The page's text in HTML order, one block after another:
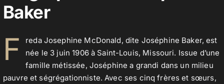
Contact
Baker
F
reda Josephine McDonald, dite Joséphine Baker, est
née le 3 juin 1906 à Saint-Louis, Missouri. Issue d’une
famille métissée, Joséphine a grandi dans un milieu
pauvre et ségrégationniste. Avec ses cinq frères et sœurs,